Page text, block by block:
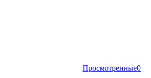
Просмотренные0